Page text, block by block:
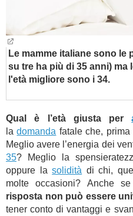
Le mamme italiane sono le
su tre ha più di 35 anni)
l'età migliore sono i 34.
Qual è l’età giusta per
ladomanda fatale che,
Meglio avere l’energia dei
35? Meglio la
oppure lasolidità di chi,
molte occasioni? Anche
risposta non può essere
tener conto di vantaggi e